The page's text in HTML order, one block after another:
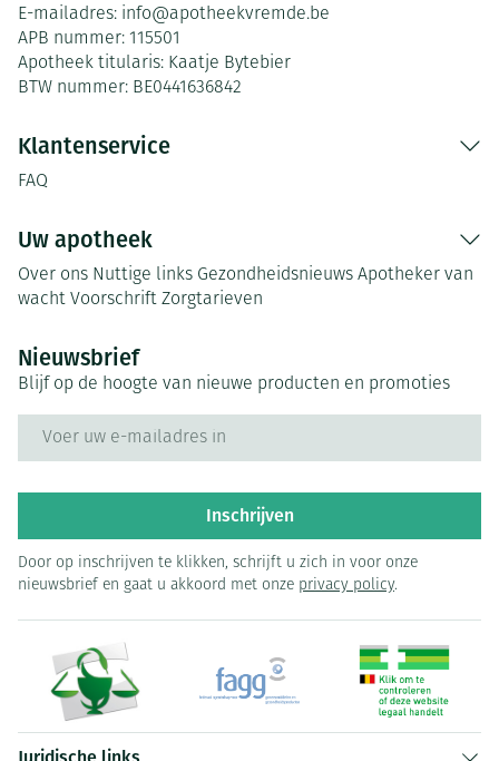
E-mailadres: info@apotheekvremde.be
APB nummer: 115501
Apotheek titularis: Kaatje Bytebier
BTW nummer: BE0441636842
Klantenservice
FAQ
Uw apotheek
Over ons Nuttige links Gezondheidsnieuws Apotheker van
wacht Voorschrift Zorgtarieven
Nieuwsbrief
Blijf op de hoogte van nieuwe producten en promoties
Inschrijven
Door op inschrijven te klikken, schrijft u zich in voor onze
nieuwsbrief en gaat u akkoord met onze privacy policy.